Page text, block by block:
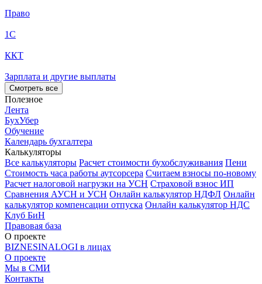
Право
1С
ККТ
Зарплата и другие выплаты
Смотреть все
Полезное
Лента
БухУбер
Обучение
Календарь бухгалтера
Калькуляторы
Все калькуляторы Расчет стоимости бухобслуживания Пени
Стоимость часа работы аутсорсера Считаем взносы по-новому
Расчет налоговой нагрузки на УСН Страховой взнос ИП
Сравнения АУСН и УСН Онлайн калькулятор НДФЛ Онлайн
калькулятор компенсации отпуска Онлайн калькулятор НДС
Клуб БиН
Правовая база
О проекте
BIZNESINALOGI в лицах
О проекте
Мы в СМИ
Контакты